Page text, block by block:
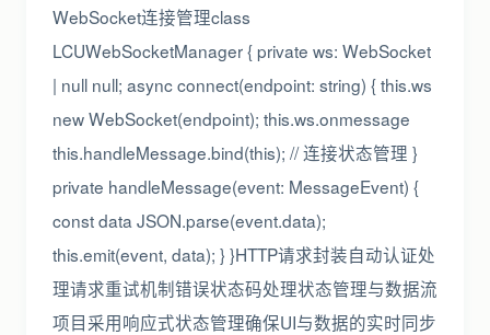
WebSocket连接管理class
LCUWebSocketManager { private ws: WebSocket
| null null; async connect(endpoint: string) { this.ws
new WebSocket(endpoint); this.ws.onmessage
this.handleMessage.bind(this); // 连接状态管理 }
private handleMessage(event: MessageEvent) {
const data JSON.parse(event.data);
this.emit(event, data); } }HTTP请求封装自动认证处
理请求重试机制错误状态码处理状态管理与数据流
项目采用响应式状态管理确保UI与数据的实时同步